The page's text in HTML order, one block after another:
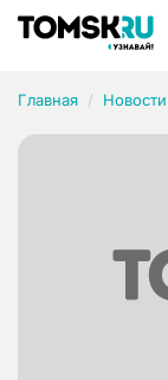
Главная Новости